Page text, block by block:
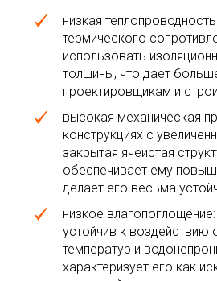
низкая
термического
использовать
толщины, что дает
проектировщикам и
высокая механическая
конструкциях с
закрытая ячеистая
обеспечивает ему
делает его весьма
низкое влагопоглощение:
устойчив к воздействию
температур и
характеризует его как